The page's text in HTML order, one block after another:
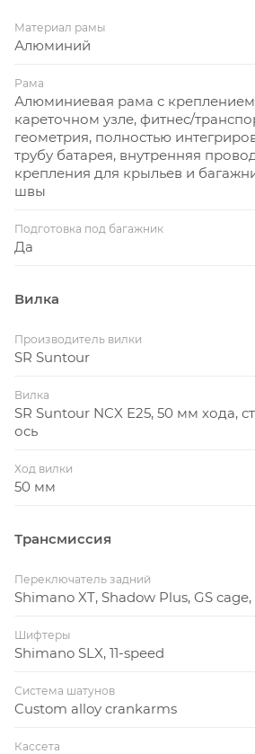
Материал рамы
Алюминий
Рама
Алюминиевая рама с
кареточном узле, фитнес/
геометрия, полностью
трубу батарея, внутренняя
крепления для крыльев и
швы
Подготовка под багажник
Да
Вилка
Производитель вилки
SR Suntour
Вилка
SR Suntour NCX E25, 50 мм хода,
ось
Ход вилки
50 мм
Трансмиссия
Переключатель задний
Shimano XT, Shadow Plus, GS cage,
Шифтеры
Shimano SLX, 11-speed
Система шатунов
Custom alloy crankarms
Кассета